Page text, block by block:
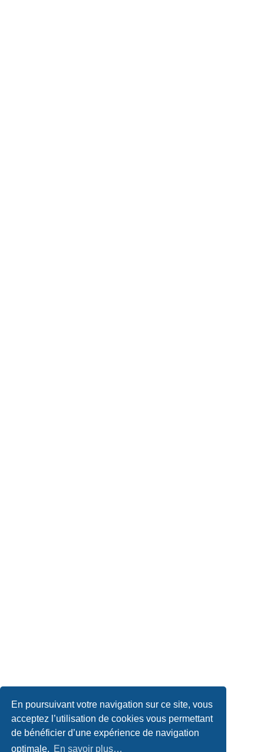
En poursuivant votre navigation sur ce site, vous
acceptez l’utilisation de cookies vous permettant
de bénéficier d’une expérience de navigation
optimale. En savoir plus…